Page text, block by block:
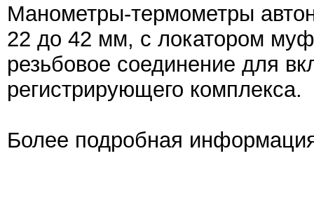
Манометры-термометры
22 до 42 мм, c локатором
резьбовое соединение для
регистрирующего комплекса.
Более подробная